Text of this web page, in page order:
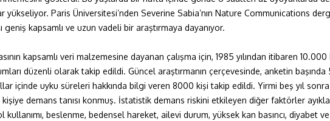
yükseliyor. Paris Üniversitesi’nden Severine Sabia’nın Nature Communications
geniş kapsamlı ve uzun vadeli bir araştırmaya dayanıyor.
kapsamlı veri malzemesine dayanan çalışma için, 1985 yılından itibaren
düzenli olarak takip edildi. Güncel araştırmanın çerçevesinde, anketin başında
içinde uyku süreleri hakkında bilgi veren 8000 kişi takip edildi. Yirmi beş yıl
kişiye demans tanısı konmuş. İstatistik demans riskini etkileyen diğer faktörler
beslenme, bedensel hareket, ailevi durum, yüksek kan basıncı, diyabet ve